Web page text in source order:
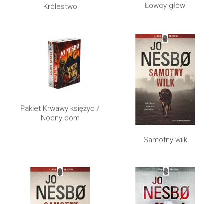
Królestwo Łowcy głów
Pakiet Krwawy księżyc /
Nocny dom
Samotny wilk